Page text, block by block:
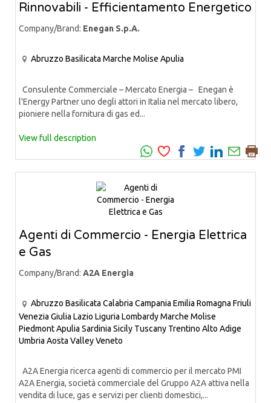
Rinnovabili - Efficientamento Energetico
Company/Brand: Enegan S.p.A.
Abruzzo Basilicata Marche Molise Apulia
Consulente Commerciale – Mercato Energia – Enegan è
l'Energy Partner uno degli attori in Italia nel mercato libero,
pioniere nella fornitura di gas ed...
View full description
Agenti di Commercio - Energia Elettrica
e Gas
Company/Brand: A2A Energia
Abruzzo Basilicata Calabria Campania Emilia Romagna Friuli
Venezia Giulia Lazio Liguria LombardyMarche Molise
PiedmontApulia Sardinia Sicily Tuscany Trentino Alto Adige
Umbria Aosta ValleyVeneto
A2A Energia ricerca agenti di commercio per il mercato PMI
A2A Energia, società commerciale del Gruppo A2A attiva nella
vendita di luce, gas e servizi per clienti domestici,...